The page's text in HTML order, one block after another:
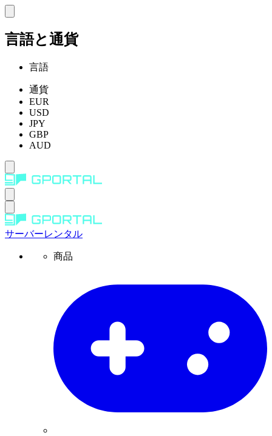
言語と通貨
言語
通貨
EUR
USD
JPY
GBP
AUD
サーバーレンタル
商品